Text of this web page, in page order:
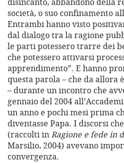
società, o suo confinamento
Entrambi hanno visto
dal dialogo tra la ragione
le parti potessero trarre dei
che potessero attivarsi
apprendimento”. E hanno
questa parola – che da allora
– durante un incontro che
gennaio del 2004
un anno e pochi mesi prima
diventasse Papa. I discorsi
(raccolti inRagione e fede in
Marsilio, 2004) avevano
convergenza.